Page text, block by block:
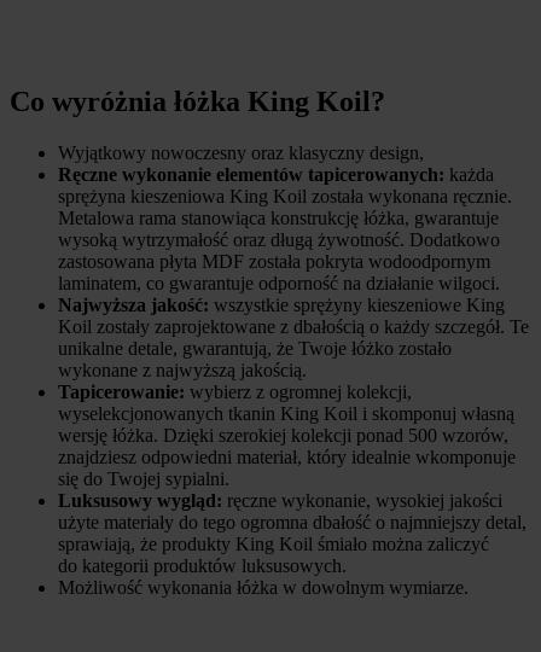
Co wyróżnia łóżka King Koil?
Wyjątkowy nowoczesny oraz klasyczny design,
Ręczne wykonanie elementów tapicerowanych: każda
sprężyna kieszeniowa King Koil została wykonana ręcznie.
Metalowa rama stanowiąca konstrukcję łóżka, gwarantuje
wysoką wytrzymałość oraz długą żywotność. Dodatkowo
zastosowana płyta MDF została pokryta wodoodpornym
laminatem, co gwarantuje odporność na działanie wilgoci.
Najwyższa jakość: wszystkie sprężyny kieszeniowe King
Koil zostały zaprojektowane z dbałością o każdy szczegół. Te
unikalne detale, gwarantują, że Twoje łóżko zostało
wykonane z najwyższą jakością.
Tapicerowanie: wybierz z ogromnej kolekcji,
wyselekcjonowanych tkanin King Koil i skomponuj własną
wersję łóżka. Dzięki szerokiej kolekcji ponad 500 wzorów,
znajdziesz odpowiedni materiał, który idealnie wkomponuje
się do Twojej sypialni.
Luksusowy wygląd: ręczne wykonanie, wysokiej jakości
użyte materiały do tego ogromna dbałość o najmniejszy detal,
sprawiają, że produkty King Koil śmiało można zaliczyć
do kategorii produktów luksusowych.
Możliwość wykonania łóżka w dowolnym wymiarze.